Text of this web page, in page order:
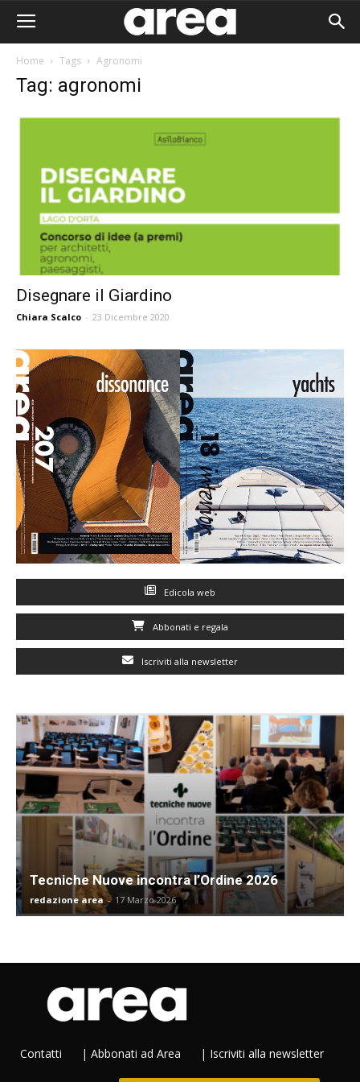
Home Tags Agronomi
Tag: agronomi
Disegnare il Giardino
Chiara Scalco - 23 Dicembre 2020
Edicola web
Abbonati e regala
Iscriviti alla newsletter
Tecniche Nuove incontra l’Ordine 2026
redazione area - 17 Marzo 2026
Contatti | Abbonati ad Area | Iscriviti alla newsletter